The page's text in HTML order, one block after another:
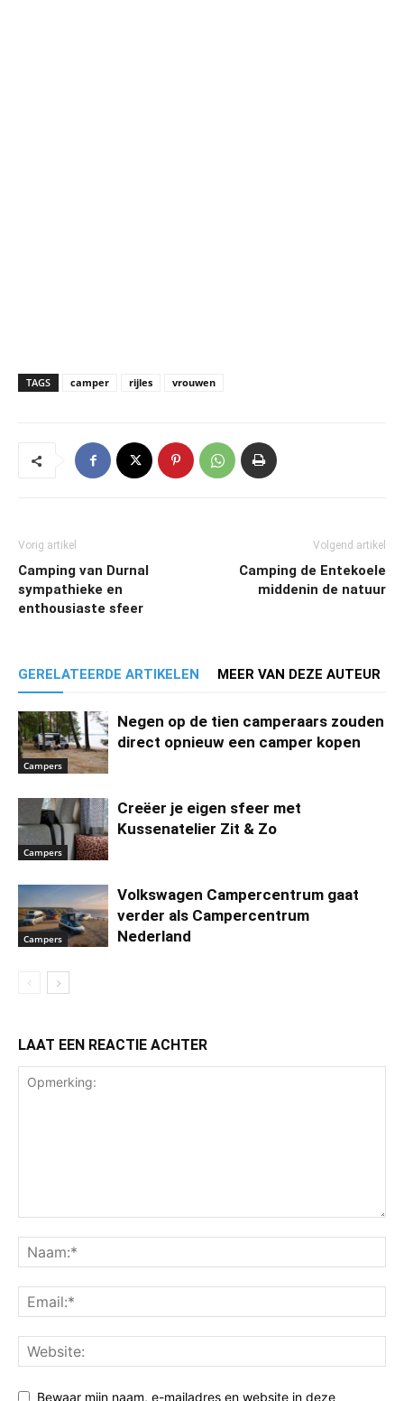
TAGS camper rijles vrouwen
Vorig artikel
Camping van Durnal
sympathieke en
enthousiaste sfeer
Volgend artikel
Camping de Entekoele
middenin de natuur
GERELATEERDE ARTIKELEN MEER VAN DEZE AUTEUR
Campers
Negen op de tien camperaars zouden
direct opnieuw een camper kopen
Campers
Creëer je eigen sfeer met
Kussenatelier Zit & Zo
Campers
Volkswagen Campercentrum gaat
verder als Campercentrum
Nederland
LAAT EEN REACTIE ACHTER
Bewaar mijn naam, e-mailadres en website in deze